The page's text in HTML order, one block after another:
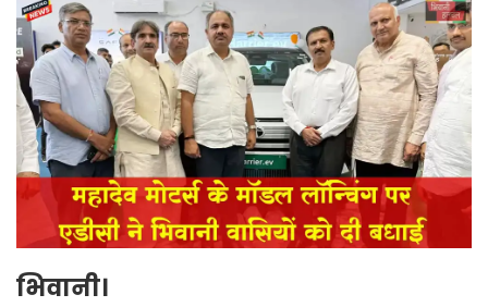
भिवानी।